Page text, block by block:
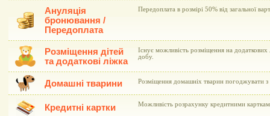
Ануляція
бронювання /
Передоплата
Передоплата в розмірі 50% від загальної
Розміщення дітей
та додаткові ліжка
Існує можливість розміщення на
добу.
Домашні тварини Розміщення домашніх тварин погоджувати з
Кредитні картки Можливість розрахунку кредитними